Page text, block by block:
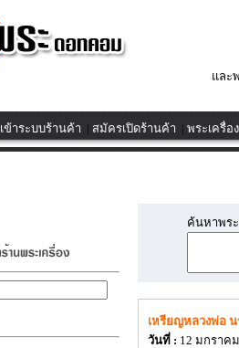
และ
เข้าระบบร้านค้า | สมัครเปิดร้านค้า | พระเครื่อ
ค้นหาพร
เหรียญหลวงพ่อ
วันที่ : 12 มกราค